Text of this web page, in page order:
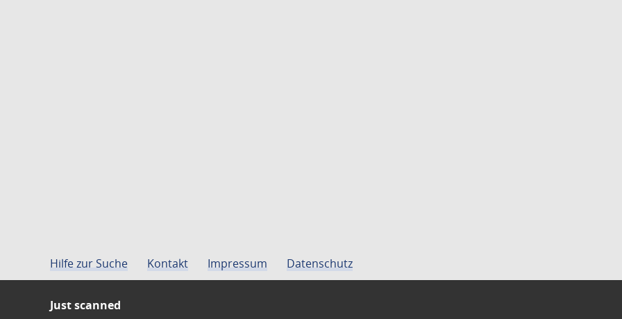
Hilfe zur Suche Kontakt Impressum Datenschutz
Just scanned